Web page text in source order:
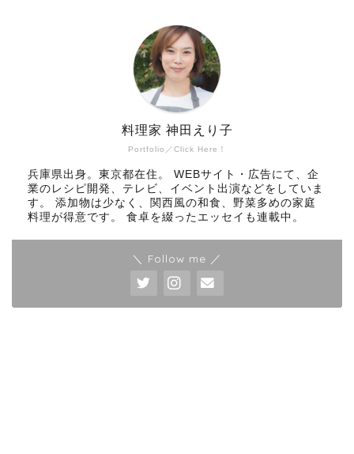
Portfolio／Click Here！
料理家 神田えり子
兵庫県出身。東京都在住。 WEBサイト・広告にて、企
業のレシピ開発、テレビ、イベント出演などをしていま
す。 添加物は少なく、関西風の和食、野菜多めの家庭
料理が得意です。 食卓を綴ったエッセイも連載中。
＼ Follow me ／